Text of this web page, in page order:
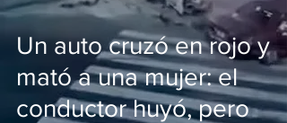
Un auto cruzó en rojo y
mató a una mujer: el
conductor huyó, pero